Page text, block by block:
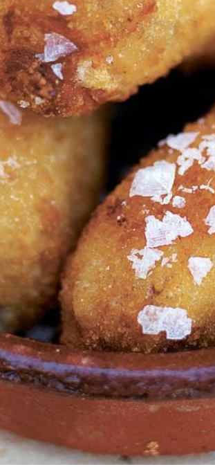
Kies producten
Wat vond je van dit recept?